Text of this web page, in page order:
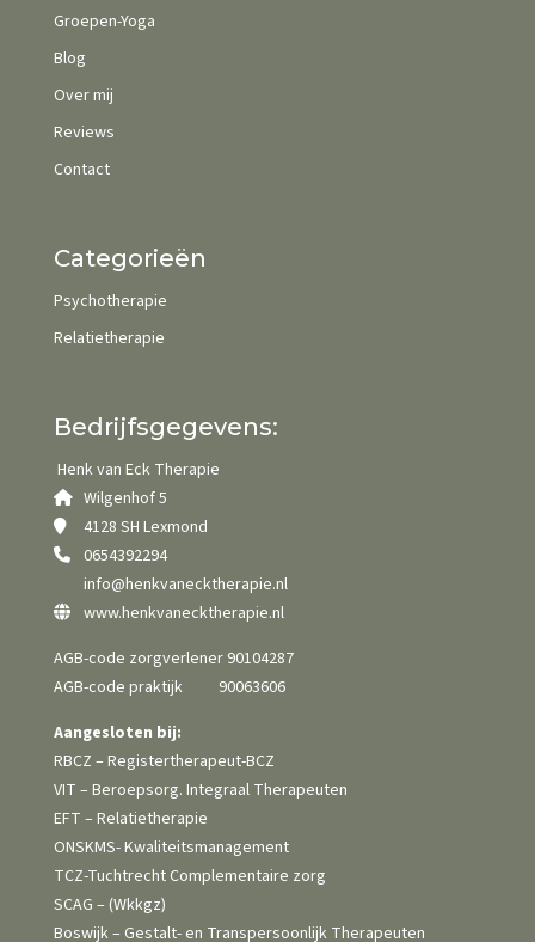
Groepen-Yoga
Blog
Over mij
Reviews
Contact
Categorieën
Psychotherapie
Relatietherapie
Bedrijfsgegevens:
Henk van Eck Therapie
Wilgenhof 5
4128 SH Lexmond
0654392294
info@henkvanecktherapie.nl
www.henkvanecktherapie.nl
AGB-code zorgverlener 90104287
AGB-code praktijk 90063606
Aangesloten bij:
RBCZ – Registertherapeut-BCZ
VIT – Beroepsorg. Integraal Therapeuten
EFT – Relatietherapie
ONSKMS- Kwaliteits­management
TCZ-Tuchtrecht Complementaire zorg
SCAG – (Wkkgz)
Boswijk – Gestalt- en Transpersoonlijk Therapeuten